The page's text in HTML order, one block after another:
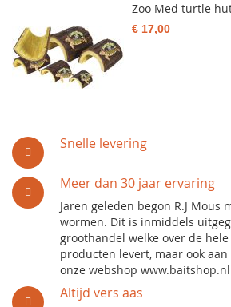
Snelle levering
Meer dan 30 jaar ervaring
Jaren geleden begon R.J Mous
wormen. Dit is inmiddels
groothandel welke over de
producten levert, maar ook
onze webshop
Altijd vers aas
Zoo Med turtle
€ 17,00